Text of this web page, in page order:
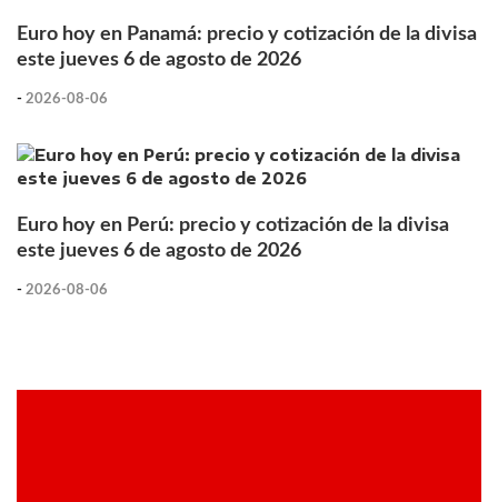
Euro hoy en Panamá: precio y cotización de la divisa
este jueves 6 de agosto de 2026
- 2026-08-06
Euro hoy en Perú: precio y cotización de la divisa
este jueves 6 de agosto de 2026
- 2026-08-06